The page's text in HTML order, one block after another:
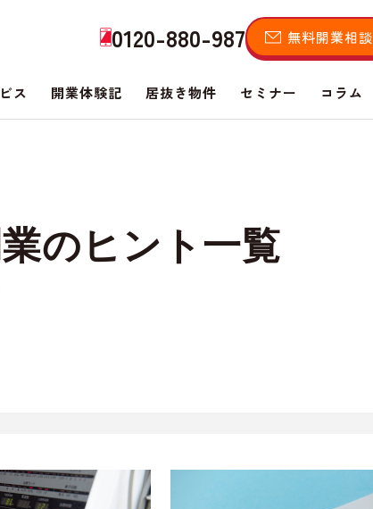
0120-880-987 無料開業相談
ス 開業体験記 居抜き物件 セミナー コラム
のヒント一覧